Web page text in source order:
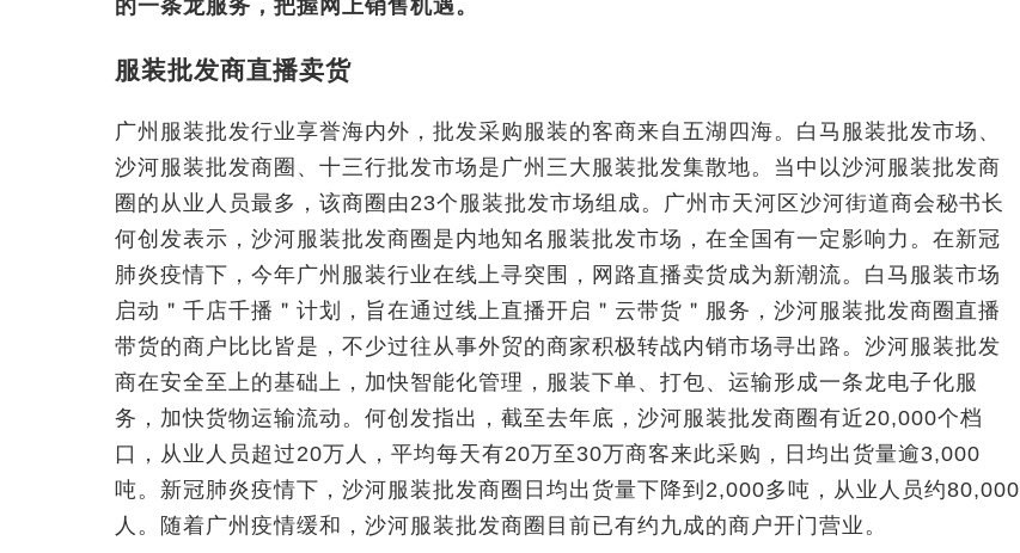
的一条龙服务，把握网上销售机遇。
服装批发商直播卖货
广州服装批发行业享誉海内外，批发采购服装的客商来自五湖四海。白马服装批发市场、
沙河服装批发商圈、十三行批发市场是广州三大服装批发集散地。当中以沙河服装批发商
圈的从业人员最多，该商圈由23个服装批发市场组成。广州市天河区沙河街道商会秘书长
何创发表示，沙河服装批发商圈是内地知名服装批发市场，在全国有一定影响力。在新冠
肺炎疫情下，今年广州服装行业在线上寻突围，网路直播卖货成为新潮流。白马服装市场
启动＂千店千播＂计划，旨在通过线上直播开启＂云带货＂服务，沙河服装批发商圈直播
带货的商户比比皆是，不少过往从事外贸的商家积极转战内销市场寻出路。沙河服装批发
商在安全至上的基础上，加快智能化管理，服装下单、打包、运输形成一条龙电子化服
务，加快货物运输流动。何创发指出，截至去年底，沙河服装批发商圈有近20,000个档
口，从业人员超过20万人，平均每天有20万至30万商客来此采购，日均出货量逾3,000
吨。新冠肺炎疫情下，沙河服装批发商圈日均出货量下降到2,000多吨，从业人员约80,000
人。随着广州疫情缓和，沙河服装批发商圈目前已有约九成的商户开门营业。